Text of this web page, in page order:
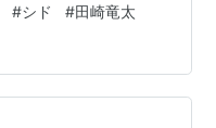
#シド #田崎竜太